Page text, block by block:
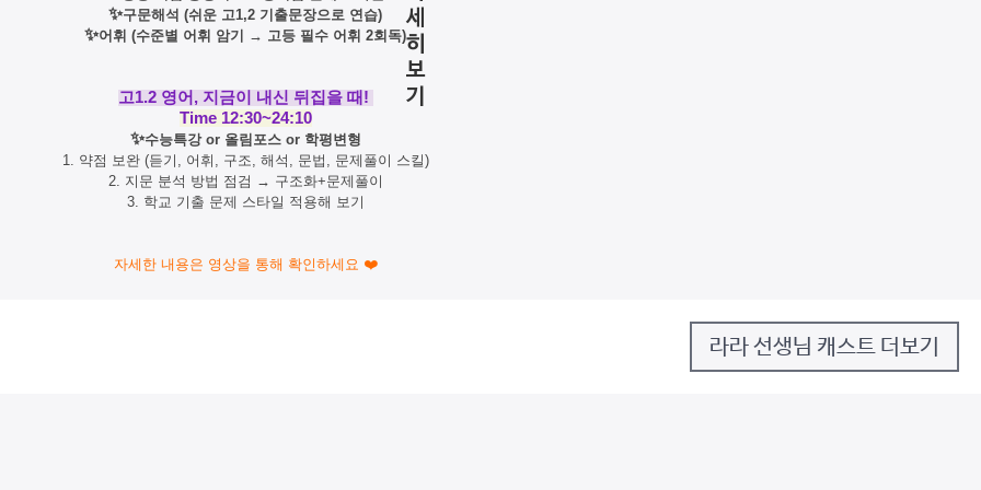
✨구문해석 (쉬운 고1,2 기출문장으로 연습)
✨어휘 (수준별 어휘 암기 → 고등 필수 어휘 2회독)
고1.2 영어, 지금이 내신 뒤집을 때!
Time 12:30~24:10
✨수능특강 or 올림포스 or 학평변형
1. 약점 보완 (듣기, 어휘, 구조, 해석, 문법, 문제풀이 스킬)
2. 지문 분석 방법 점검 → 구조화+문제풀이
3. 학교 기출 문제 스타일 적용해 보기
자세한 내용은 영상을 통해 확인하세요 ❤️
라라 선생님 캐스트 더보기